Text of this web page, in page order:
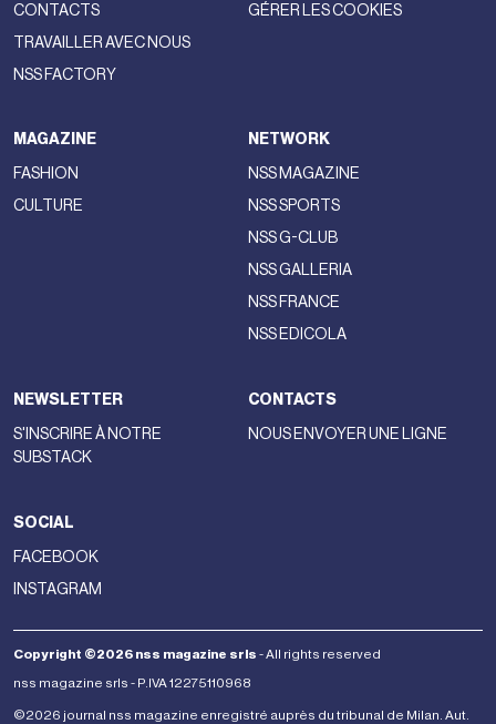
CONTACTS
TRAVAILLER AVEC NOUS
NSS FACTORY
GÉRER LES COOKIES
MAGAZINE
FASHION
CULTURE
NETWORK
NSS MAGAZINE
NSS SPORTS
NSS G-CLUB
NSS GALLERIA
NSS FRANCE
NSS EDICOLA
NEWSLETTER
S'INSCRIRE À NOTRE
SUBSTACK
CONTACTS
NOUS ENVOYER UNE LIGNE
SOCIAL
FACEBOOK
INSTAGRAM
Copyright ©2026 nss magazine srls - All rights reserved
nss magazine srls - P.IVA 12275110968
©2026 journal nss magazine enregistré auprès du tribunal de Milan. Aut.